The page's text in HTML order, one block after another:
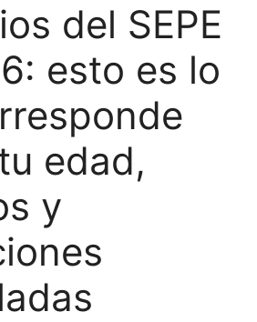
del SEPE
esto es lo
edad,
y